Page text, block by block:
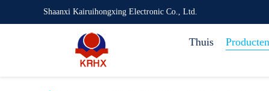
Shaanxi Kairuihongxing Electronic Co., Ltd.
Thuis Producten